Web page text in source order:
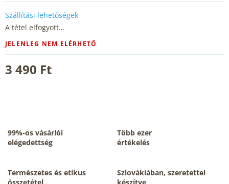
3 490 Ft
JELENLEG NEM ELÉRHETŐ
Szállítási lehetőségek
A tétel elfogyott…
99%-os vásárlói
elégedettség
Több ezer
értékelés
Természetes és etikus
Szlovákiában, szeretettel